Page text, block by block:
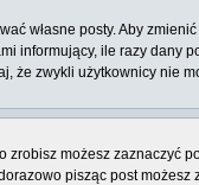
własne posty. Aby
informujący, ile razy
zwykli użytkownicy nie
zrobisz możesz zaznaczyć
pisząc post